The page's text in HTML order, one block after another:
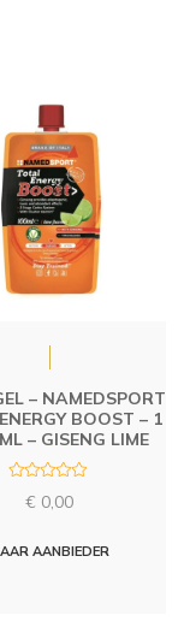
– NAMEDSPORT
BOOST – 1
– GISENG LIME
d
€ 0,00
AANBIEDER